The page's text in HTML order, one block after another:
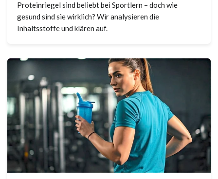
Proteinriegel sind beliebt bei Sportlern – doch wie
gesund sind sie wirklich? Wir analysieren die
Inhaltsstoffe und klären auf.